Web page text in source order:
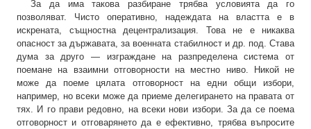
За да има такова разбиране трябва условията да го
позволяват. Чисто оперативно, надеждата на властта е в
искрената, същностна децентрализация. Това не е никаква
опасност за държавата, за военната стабилност и др. под. Става
дума за друго — изграждане на разпределена система от
поемане на взаимни отговорности на местно ниво. Никой не
може да поеме цялата отговорност на едни общи избори,
например, но всеки може да приеме делегирането на правата от
тях. И го прави редовно, на всеки нови избори. За да се поема
отговорност и отговарянето да е ефективно, трябва въпросите